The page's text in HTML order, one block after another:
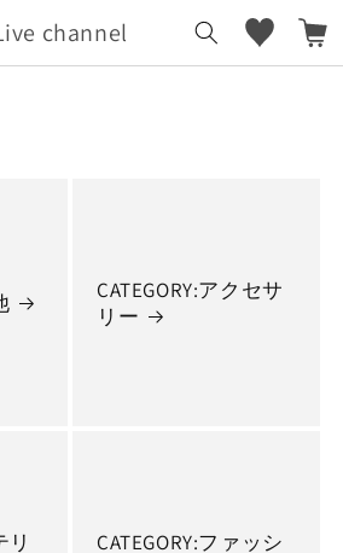
channel
ー
ト
CATEGORY:アクセサ
リー
リ
CATEGORY:ファッシ